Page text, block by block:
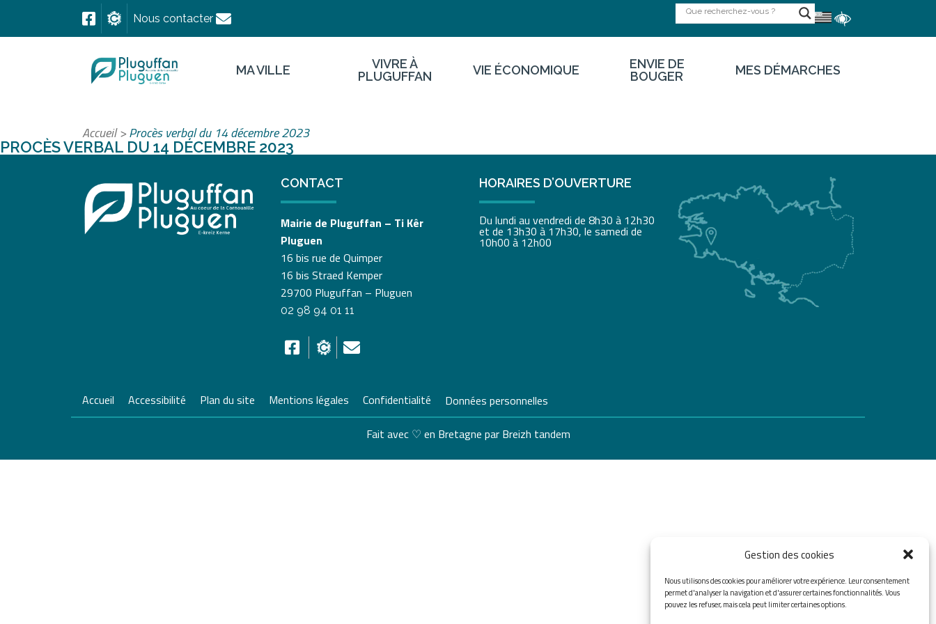
Gestion des cookies
Nous utilisons des cookies pour améliorer votre expérience. Leur consentement
permet d'analyser la navigation et d'assurer certaines fonctionnalités. Vous
pouvez les refuser, mais cela peut limiter certaines options.
Nous contacter
MA VILLE
VIVRE À
PLUGUFFAN
VIE ÉCONOMIQUE
ENVIE DE
BOUGER
MES DÉMARCHES
Accueil>Procès verbal du 14 décembre 2023
PROCÈS VERBAL DU 14 DÉCEMBRE 2023
CONTACT
Mairie de Pluguffan – Ti Kêr
Pluguen
16 bis rue de Quimper
16 bis Straed Kemper
29700 Pluguffan – Pluguen
02 98 94 01 11
HORAIRES D’OUVERTURE
Du lundi au vendredi de 8h30 à 12h30
et de 13h30 à 17h30, le samedi de
10h00 à 12h00
Accueil Accessibilité Plan du site Mentions légales Confidentialité Données personnelles
Fait avec ♡ en Bretagne par Breizh tandem